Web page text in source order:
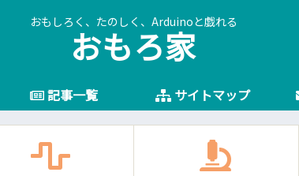
おもしろく、たのしく、Arduinoと戯れる
おもろ家
記事一覧 サイトマップ